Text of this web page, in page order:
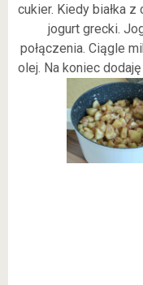
cukier. Kiedy białka
jogurt grecki.
połączenia. Ciągle
olej. Na koniec